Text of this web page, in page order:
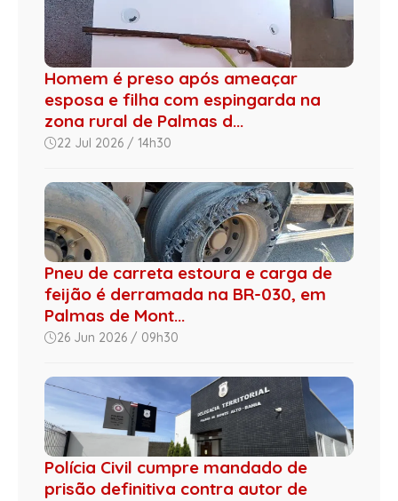
Homem é preso após ameaçar
esposa e filha com espingarda na
zona rural de Palmas d...
22 Jul 2026 / 14h30
Pneu de carreta estoura e carga de
feijão é derramada na BR-030, em
Palmas de Mont...
26 Jun 2026 / 09h30
Polícia Civil cumpre mandado de
prisão definitiva contra autor de